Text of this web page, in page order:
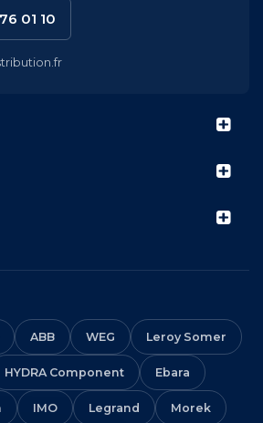
01 10
ABB WEG Leroy Somer
HYDRA Component Ebara
IMO Legrand Morek